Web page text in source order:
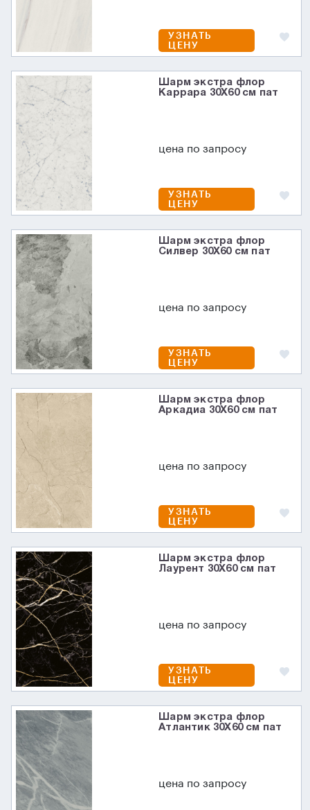
УЗНАТЬ
ЦЕНУ
Шарм экстра флор
Каррара 30X60 см пат
цена по запросу
УЗНАТЬ
ЦЕНУ
Шарм экстра флор
Силвер 30X60 см пат
цена по запросу
УЗНАТЬ
ЦЕНУ
Шарм экстра флор
Аркадиа 30X60 см пат
цена по запросу
УЗНАТЬ
ЦЕНУ
Шарм экстра флор
Лаурент 30X60 см пат
цена по запросу
УЗНАТЬ
ЦЕНУ
Шарм экстра флор
Атлантик 30X60 см пат
цена по запросу